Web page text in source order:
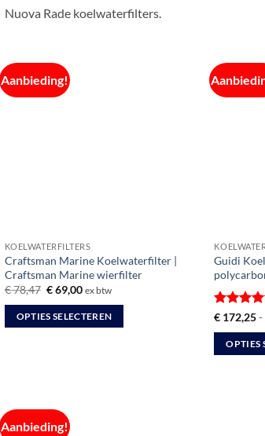
Nuova Rade koelwaterfilters.
Aanbieding!
KOELWATERFILTERS
Craftsman Marine Koelwaterfilter |
Craftsman Marine wierfilter
€78,47 Oorspronkelijke
prijs
was:
€ 78,47.
€69,00Huidige
is:
€ 69,00.
ex btw
OPTIES SELECTEREN
variaties.
Deze
Guidi
€ 172,25 -
OPTIES
Aanbieding!